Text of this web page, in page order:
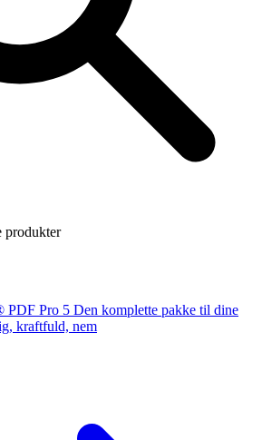
produkter
PDF Pro 5 Den komplette pakke til dine
kraftfuld, nem